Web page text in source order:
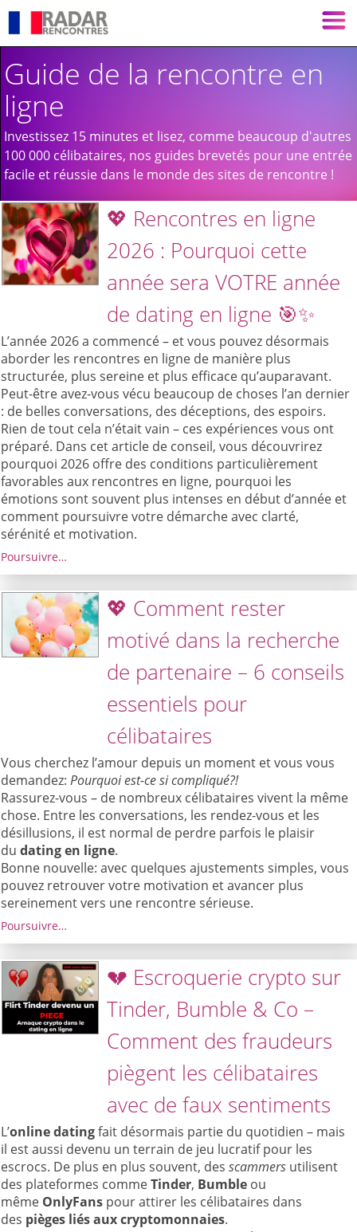
Guide de la rencontre en
ligne
Investissez 15 minutes et lisez, comme beaucoup d'autres
100 000 célibataires, nos guides brevetés pour une entrée
facile et réussie dans le monde des sites de rencontre !
💖 Rencontres en ligne
2026 : Pourquoi cette
année sera VOTRE année
de dating en ligne 🎯✨
L’année 2026 a commencé – et vous pouvez désormais
aborder les rencontres en ligne de manière plus
structurée, plus sereine et plus efficace qu’auparavant.
Peut-être avez-vous vécu beaucoup de choses l’an dernier
: de belles conversations, des déceptions, des espoirs.
Rien de tout cela n’était vain – ces expériences vous ont
préparé. Dans cet article de conseil, vous découvrirez
pourquoi 2026 offre des conditions particulièrement
favorables aux rencontres en ligne, pourquoi les
émotions sont souvent plus intenses en début d’année et
comment poursuivre votre démarche avec clarté,
sérénité et motivation.
Poursuivre…
💖 Comment rester
motivé dans la recherche
de partenaire – 6 conseils
essentiels pour
célibataires
Vous cherchez l’amour depuis un moment et vous vous
demandez: Pourquoi est-ce si compliqué?!
Rassurez-vous – de nombreux célibataires vivent la même
chose. Entre les conversations, les rendez-vous et les
désillusions, il est normal de perdre parfois le plaisir
du dating en ligne.
Bonne nouvelle: avec quelques ajustements simples, vous
pouvez retrouver votre motivation et avancer plus
sereinement vers une rencontre sérieuse.
Poursuivre…
💔 Escroquerie crypto sur
Tinder, Bumble & Co –
Comment des fraudeurs
piègent les célibataires
avec de faux sentiments
L’online datingfait désormais partie du quotidien – mais
il est aussi devenu un terrain de jeu lucratif pour les
escrocs. De plus en plus souvent, des scammers utilisent
des plateformes commeTinder, Bumble ou
même OnlyFans pour attirer les célibataires dans
des pièges liés aux cryptomonnaies.